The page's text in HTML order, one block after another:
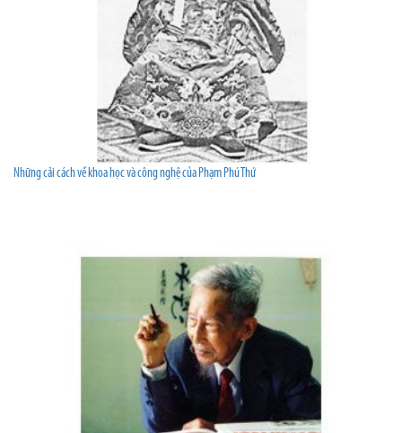
Những cải cách về khoa học và công nghệ của Phạm Phú Thứ